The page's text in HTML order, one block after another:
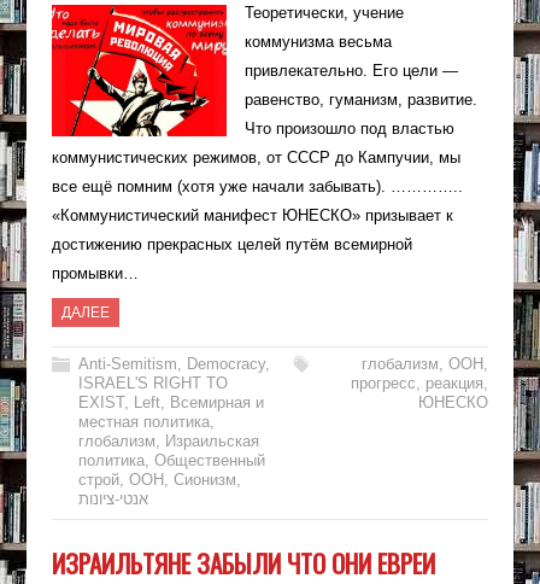
Теоретически, учение
коммунизма весьма
привлекательно. Его цели —
равенство, гуманизм, развитие.
Что произошло под властью
коммунистических режимов, от СССР до Кампучии, мы
все ещё помним (хотя уже начали забывать). …………..
«Коммунистический манифест ЮНЕСКО» призывает к
достижению прекрасных целей путём всемирной
промывки…
ДАЛЕЕ
Anti-Semitism, Democracy,
ISRAEL'S RIGHT TO
EXIST, Left, Всемирная и
местная политика,
глобализм, Израильская
политика, Общественный
строй, ООН , Сионизм,
אנטי-ציונות
глобализм,ООН ,
прогресс, реакция,
ЮНЕСКО
ИЗРАИЛЬТЯНЕ ЗАБЫЛИ ЧТО ОНИ ЕВРЕИ